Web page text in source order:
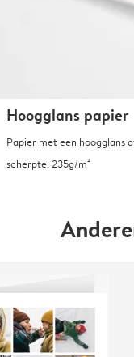
Hoogglans papier
Papier met een hoogglans
scherpte. 235g/m²